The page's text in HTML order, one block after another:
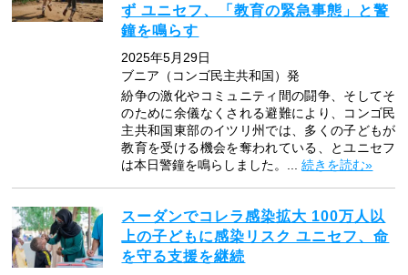
ず ユニセフ、「教育の緊急事態」と警
鐘を鳴らす
2025年5月29日
ブニア（コンゴ民主共和国）発
紛争の激化やコミュニティ間の闘争、そしてそ
のために余儀なくされる避難により、コンゴ民
主共和国東部のイツリ州では、多くの子どもが
教育を受ける機会を奪われている、とユニセフ
は本日警鐘を鳴らしました。...続きを読む»
スーダンでコレラ感染拡大 100万人以
上の子どもに感染リスク ユニセフ、命
を守る支援を継続